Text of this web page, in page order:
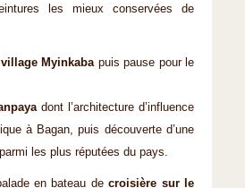
les mieux conservées de
village Myinkabapuis pause pour le
dont l’architecture d’influence
à Bagan, puis découverte d’une
les plus réputées du pays.
en bateau decroisière sur le